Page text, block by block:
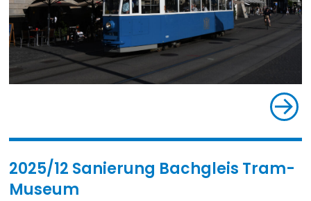
2025/12 Sanierung Bachgleis Tram-
Museum